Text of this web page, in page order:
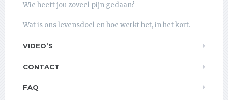
Wie heeft jou zoveel pijn gedaan?
Wat is ons levensdoel en hoe werkt het, in het kort.
VIDEO’S
CONTACT
FAQ